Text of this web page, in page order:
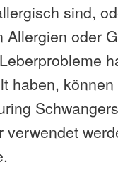
sind,
Allergien oder
haben,
verwendet